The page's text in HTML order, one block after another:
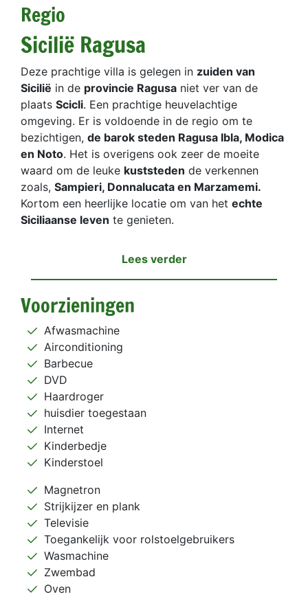
Regio
Sicilië Ragusa
Deze prachtige villa is gelegen in zuiden van
Sicilië in de provincie Ragusa niet ver van de
plaats Scicli. Een prachtige heuvelachtige
omgeving. Er is voldoende in de regio om te
bezichtigen, de barok steden Ragusa Ibla, Modica
en Noto. Het is overigens ook zeer de moeite
waard om de leuke kuststeden de verkennen
zoals, Sampieri, Donnalucata en Marzamemi.
Kortom een heerlijke locatie om van het echte
Siciliaanse leven te genieten.
Lees verder
Voorzieningen
Afwasmachine
Airconditioning
Barbecue
DVD
Haardroger
huisdier toegestaan
Internet
Kinderbedje
Kinderstoel
Magnetron
Strijkijzer en plank
Televisie
Toegankelijk voor rolstoelgebruikers
Wasmachine
Zwembad
Oven